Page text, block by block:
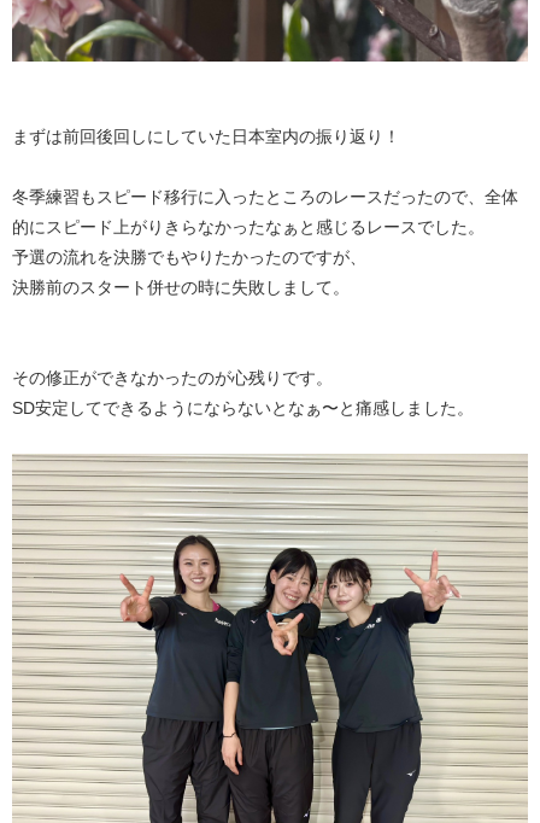
まずは前回後回しにしていた日本室内の振り返り！
冬季練習もスピード移行に入ったところのレースだったので、全体
的にスピード上がりきらなかったなぁと感じるレースでした。
予選の流れを決勝でもやりたかったのですが、
決勝前のスタート併せの時に失敗しまして。
その修正ができなかったのが心残りです。
SD安定してできるようにならないとなぁ〜と痛感しました。